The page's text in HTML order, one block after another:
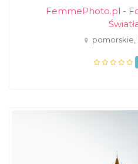
FemmePhoto.pl -
pomorskie,